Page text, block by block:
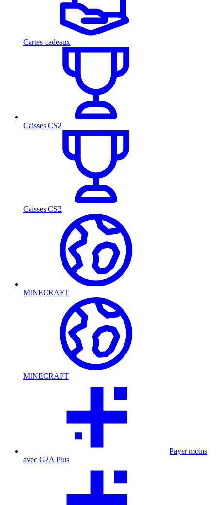
Cartes-cadeaux
Caisses CS2
Caisses CS2
MINECRAFT
MINECRAFT
Payer moins
avec G2A Plus